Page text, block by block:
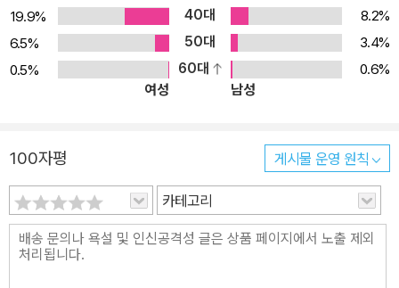
19.9%
40대
8.2%
6.5%
50대
3.4%
0.5%
60대
0.6%
여성
남성
100자평 게시물 운영 원칙
카테고리